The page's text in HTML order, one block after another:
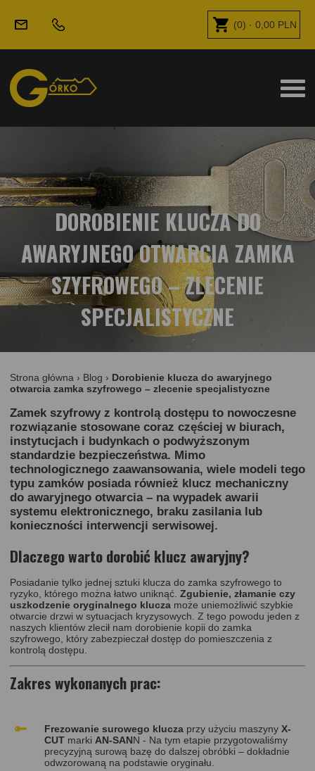
(0) · 0,00 PLN
DOROBIENIE KLUCZA DO
AWARYJNEGO OTWARCIA ZAMKA
SZYFROWEGO – ZLECENIE
SPECJALISTYCZNE
Strona główna › Blog › Dorobienie klucza do awaryjnego
otwarcia zamka szyfrowego – zlecenie specjalistyczne
Zamek szyfrowy z kontrolą dostępu to nowoczesne
rozwiązanie stosowane coraz częściej w biurach,
instytucjach i budynkach o podwyższonym
standardzie bezpieczeństwa. Mimo
technologicznego zaawansowania, wiele modeli tego
typu zamków posiada również klucz mechaniczny
do awaryjnego otwarcia– na wypadek awarii
systemu elektronicznego, braku zasilania lub
konieczności interwencji serwisowej.
Dlaczego warto dorobić klucz awaryjny?
Posiadanie tylko jednej sztuki klucza do zamka szyfrowego to
ryzyko, którego można łatwo uniknąć. Zgubienie, złamanie czy
uszkodzenie oryginalnego klucza może uniemożliwić szybkie
otwarcie drzwi w sytuacjach kryzysowych. Z tego powodu jeden z
naszych klientów zlecił nam dorobienie kopii do zamka
szyfrowego, który zabezpieczał dostęp do pomieszczenia z
kontrolą dostępu.
Zakres wykonanych prac:
Frezowanie surowego klucza przy użyciu maszyny X-
CUT marki AN-SANN - Na tym etapie przygotowaliśmy
precyzyjną surową bazę do dalszej obróbki – dokładnie
odwzorowaną na podstawie oryginału.